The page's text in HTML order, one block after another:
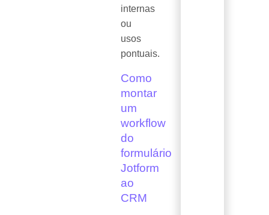
internas
ou
usos
pontuais.
Como
montar
um
workflow
do
formulário
Jotform
ao
CRM